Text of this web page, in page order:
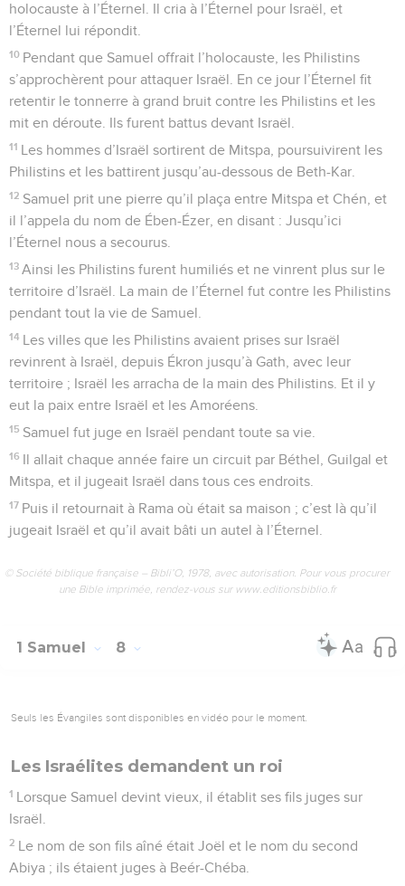
holocauste à l’Éternel. Il cria à l’Éternel pour Israël, et
l’Éternel lui répondit.
10 Pendant que Samuel offrait l’holocauste, les Philistins
s’approchèrent pour attaquer Israël. En ce jour l’Éternel fit
retentir le tonnerre à grand bruit contre les Philistins et les
mit en déroute. Ils furent battus devant Israël.
11 Les hommes d’Israël sortirent de Mitspa, poursuivirent les
Philistins et les battirent jusqu’au-dessous de Beth-Kar.
12 Samuel prit une pierre qu’il plaça entre Mitspa et Chén, et
il l’appela du nom de Ében-Ézer, en disant : Jusqu’ici
l’Éternel nous a secourus.
13 Ainsi les Philistins furent humiliés et ne vinrent plus sur le
territoire d’Israël. La main de l’Éternel fut contre les Philistins
pendant tout la vie de Samuel.
14 Les villes que les Philistins avaient prises sur Israël
revinrent à Israël, depuis Ékron jusqu’à Gath, avec leur
territoire ; Israël les arracha de la main des Philistins. Et il y
eut la paix entre Israël et les Amoréens.
15 Samuel fut juge en Israël pendant toute sa vie.
16 Il allait chaque année faire un circuit par Béthel, Guilgal et
Mitspa, et il jugeait Israël dans tous ces endroits.
17 Puis il retournait à Rama où était sa maison ; c’est là qu’il
jugeait Israël et qu’il avait bâti un autel à l’Éternel.
© Société biblique française – Bibli’O, 1978, avec autorisation. Pour vous procurer
une Bible imprimée, rendez-vous sur www.editionsbiblio.fr
1 Samuel 8
Seuls les Évangiles sont disponibles en vidéo pour le moment.
Les Israélites demandent un roi
1 Lorsque Samuel devint vieux, il établit ses fils juges sur
Israël.
2 Le nom de son fils aîné était Joël et le nom du second
Abiya ; ils étaient juges à Beér-Chéba.